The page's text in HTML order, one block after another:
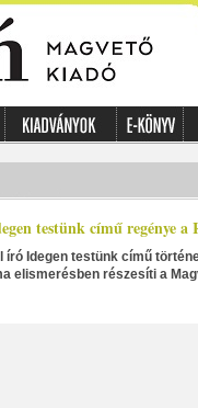
testünk című regénye
író Idegen testünk című
elismerésben részesíti a